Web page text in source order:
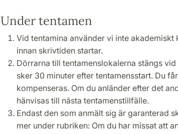
Under tentamen
Vid tentamina använder vi inte akademiskt
innan skrivtiden startar.
Dörrarna till tentamenslokalerna stängs
sker 30 minuter efter tentamensstart. Du
kompenseras. Om du anländer efter det
hänvisas till nästa tentamenstillfälle.
Endast den som anmält sig är garanterad
mer under rubriken: Om du har missat att